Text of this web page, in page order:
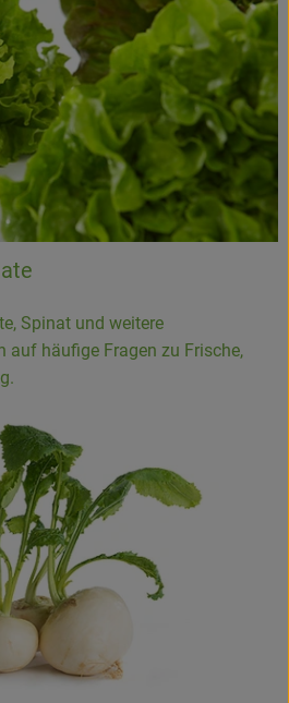
Spinat und weitere
auf häufige Fragen zu Frische,